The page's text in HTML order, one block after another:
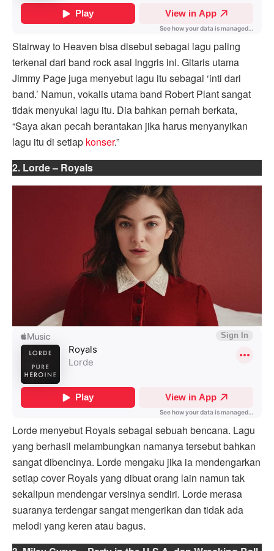
Stairway to Heaven bisa disebut sebagai lagu paling
terkenal dari band rock asal Inggris ini. Gitaris utama
Jimmy Page juga menyebut lagu itu sebagai ‘inti dari
band.’ Namun, vokalis utama band Robert Plant sangat
tidak menyukai lagu itu. Dia bahkan pernah berkata,
“Saya akan pecah berantakan jika harus menyanyikan
lagu itu di setiap konser.”
2. Lorde – Royals
Lorde menyebut Royals sebagai sebuah bencana. Lagu
yang berhasil melambungkan namanya tersebut bahkan
sangat dibencinya. Lorde mengaku jika ia mendengarkan
setiap cover Royals yang dibuat orang lain namun tak
sekalipun mendengar versinya sendiri. Lorde merasa
suaranya terdengar sangat mengerikan dan tidak ada
melodi yang keren atau bagus.